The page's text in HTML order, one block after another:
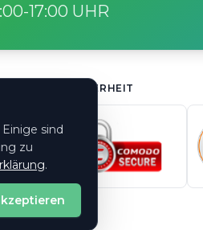
17:00 UHR
SICHERHEIT
sind
zu
.